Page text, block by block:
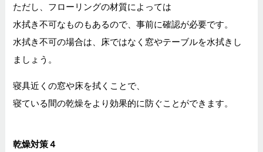
ただし、フローリングの材質によっては
水拭き不可なものもあるので、事前に確認が必要です。
水拭き不可の場合は、床ではなく窓やテーブルを水拭きし
ましょう。
寝具近くの窓や床を拭くことで、
寝ている間の乾燥をより効果的に防ぐことができます。
乾燥対策４